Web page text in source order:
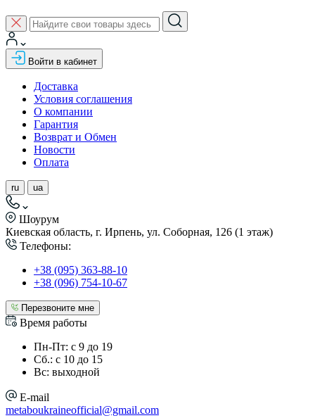
Войти в кабинет
Доставка
Условия соглашения
О компании
Гарантия
Возврат и Обмен
Новости
Оплата
ru ua
Шоурум
Киевская область, г. Ирпень, ул. Соборная, 126 (1 этаж)
Телефоны:
+38 (095) 363-88-10
+38 (096) 754-10-67
Перезвоните мне
Время работы
Пн-Пт: с 9 до 19
Сб.: с 10 до 15
Вс: выходной
E-mail
metaboukraineofficial@gmail.com